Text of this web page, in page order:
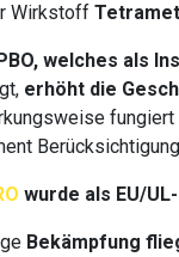
Wirkstoff
welches als
erhöht die
wurde als EU/
Bekämpfung